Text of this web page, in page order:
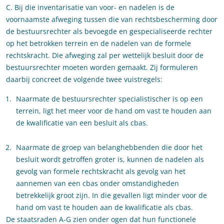
C. Bij die inventarisatie van voor- en nadelen is de
voornaamste afweging tussen die van rechtsbescherming door
de bestuursrechter als bevoegde en gespecialiseerde rechter
op het betrokken terrein en de nadelen van de formele
rechtskracht. Die afweging zal per wettelijk besluit door de
bestuursrechter moeten worden gemaakt. Zij formuleren
daarbij concreet de volgende twee vuistregels:
Naarmate de bestuursrechter specialistischer is op een
terrein, ligt het meer voor de hand om vast te houden aan
de kwalificatie van een besluit als cbas.
Naarmate de groep van belanghebbenden die door het
besluit wordt getroffen groter is, kunnen de nadelen als
gevolg van formele rechtskracht als gevolg van het
aannemen van een cbas onder omstandigheden
betrekkelijk groot zijn. In die gevallen ligt minder voor de
hand om vast te houden aan de kwalificatie als cbas.
De staatsraden A-G zien onder ogen dat hun functionele